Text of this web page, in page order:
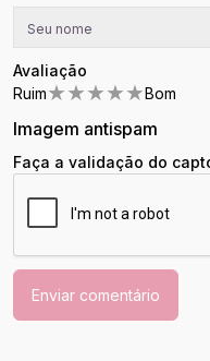
Avaliação
Ruim★★★★★Bom
Imagem antispam
Faça a validação do
Enviar comentário